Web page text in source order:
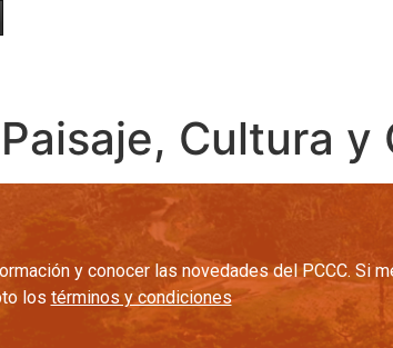
Cultura y
y conocer las novedades del PCCC. Si
los términos y condiciones